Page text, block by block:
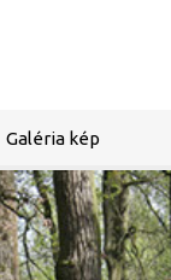
Galéria kép